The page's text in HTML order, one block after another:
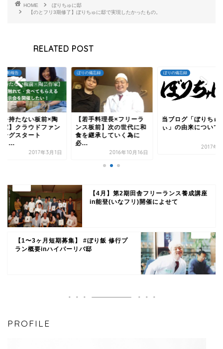
HOME
ぼりちゅに邸
【のとフリ3期修了】ぼりちゅに邸で実現したかったもの。
RELATED POST
活動報告
を持たない板前×陶
家】クラウドファン
ングスタート
！...
2017年3月1日
ぼりの備忘録
【若手料理長×フリーラ
ンス板前】次の世代に和
食を継承していく為に
必...
2016年10月16日
ぼりの備忘録
当ブログ「ぼりちゅ
ぃ」の由来について
2017年9
【4月】第2期田舎フリーランス養成講座
in能登(いなフリ)開催によせて
【1〜3ヶ月短期募集】 #ぼり飯 修行プ
ラン概要inハイパーリバ邸
PROFILE